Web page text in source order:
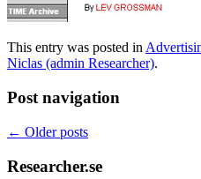
This entry was posted in
Niclas (admin Researcher).
Post navigation
← Older posts
Researcher.se